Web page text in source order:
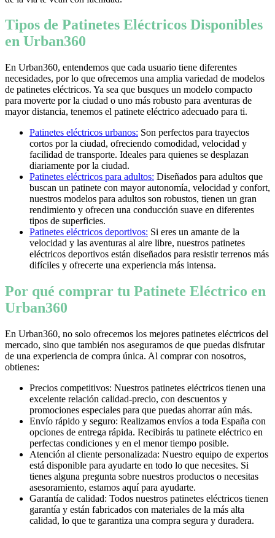
Tipos de Patinetes Eléctricos Disponibles
en Urban360
En Urban360, entendemos que cada usuario tiene diferentes
necesidades, por lo que ofrecemos una amplia variedad de modelos
de patinetes eléctricos. Ya sea que busques un modelo compacto
para moverte por la ciudad o uno más robusto para aventuras de
mayor distancia, tenemos el patinete eléctrico adecuado para ti.
Patinetes eléctricos urbanos: Son perfectos para trayectos
cortos por la ciudad, ofreciendo comodidad, velocidad y
facilidad de transporte. Ideales para quienes se desplazan
diariamente por la ciudad.
Patinetes eléctricos para adultos: Diseñados para adultos que
buscan un patinete con mayor autonomía, velocidad y confort,
nuestros modelos para adultos son robustos, tienen un gran
rendimiento y ofrecen una conducción suave en diferentes
tipos de superficies.
Patinetes eléctricos deportivos: Si eres un amante de la
velocidad y las aventuras al aire libre, nuestros patinetes
eléctricos deportivos están diseñados para resistir terrenos más
difíciles y ofrecerte una experiencia más intensa.
Por qué comprar tu Patinete Eléctrico en
Urban360
En Urban360, no solo ofrecemos los mejores patinetes eléctricos del
mercado, sino que también nos aseguramos de que puedas disfrutar
de una experiencia de compra única. Al comprar con nosotros,
obtienes:
Precios competitivos: Nuestros patinetes eléctricos tienen una
excelente relación calidad-precio, con descuentos y
promociones especiales para que puedas ahorrar aún más.
Envío rápido y seguro: Realizamos envíos a toda España con
opciones de entrega rápida. Recibirás tu patinete eléctrico en
perfectas condiciones y en el menor tiempo posible.
Atención al cliente personalizada: Nuestro equipo de expertos
está disponible para ayudarte en todo lo que necesites. Si
tienes alguna pregunta sobre nuestros productos o necesitas
asesoramiento, estamos aquí para ayudarte.
Garantía de calidad: Todos nuestros patinetes eléctricos tienen
garantía y están fabricados con materiales de la más alta
calidad, lo que te garantiza una compra segura y duradera.